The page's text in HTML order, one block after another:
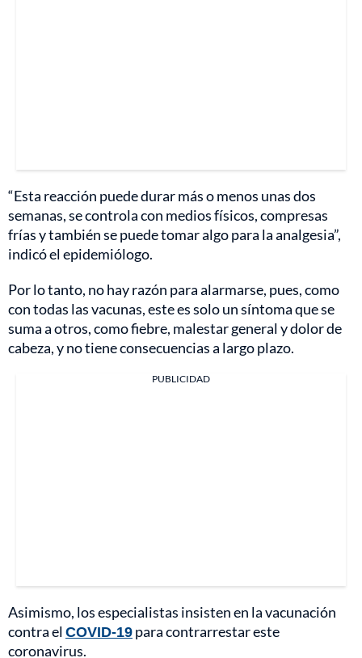
“Esta reacción puede durar más o menos unas dos
semanas, se controla con medios físicos, compresas
frías y también se puede tomar algo para la analgesia”,
indicó el epidemiólogo.
Por lo tanto, no hay razón para alarmarse, pues, como
con todas las vacunas, este es solo un síntoma que se
suma a otros, como fiebre, malestar general y dolor de
cabeza, y no tiene consecuencias a largo plazo.
PUBLICIDAD
Asimismo, los especialistas insisten en la vacunación
contra elCOVID-19para contrarrestar este
coronavirus.